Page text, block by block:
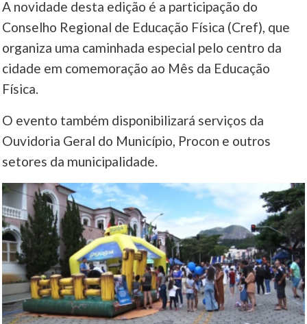
A novidade desta edição é a participação do
Conselho Regional de Educação Física (Cref), que
organiza uma caminhada especial pelo centro da
cidade em comemoração ao Mês da Educação
Física.
O evento também disponibilizará serviços da
Ouvidoria Geral do Município, Procon e outros
setores da municipalidade.